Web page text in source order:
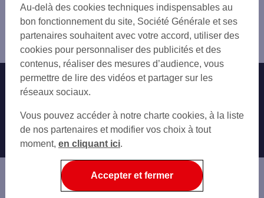
LYON 17 RUE VOLTAIRE
TMP LYON PART DIEU
LYON CROIX ROUSSE 4E
LYON 6 PL DE LA CROIX ROUSSE
LYON CROIX ROUSSE
LYON BROTTEAUX
LYON 4 PL LE VISTE
LYON 15 PL BELLECOUR
LYON 143 BD DE LA CROIX ROUSSE
LYON 150 RUE DU DOCTEUR BOUCHUT
LYON LAFAYETTE THIERS
ÉCULLY
VAULX-EN-VELIN
FRANCHEVILLE
BRON
SAINT-FONS
TASSIN-LA-DEMI-LUNE
OULLINS
RILLIEUX-LA-PAPE
PIERRE-BÉNITE
VÉNISSIEUX
SAINT-GENIS-LAVAL
CRAPONNE
DÉCINES-CHARPIEU
CHASSIEU
Lyon 6ème
Distributeur/automate LYON 18 PL MAL LYAUTEY
Nos engagements Nous contacter
Autres sites SG
Professionnels
Entreprises
Associations
Banque privée
Au-delà des cookies techniques indispensables au
bon fonctionnement du site, Société Générale et ses
partenaires souhaitent avec votre accord, utiliser des
cookies pour personnaliser des publicités et des
contenus, réaliser des mesures d’audience, vous
permettre de lire des vidéos et partager sur les
réseaux sociaux.
Vous pouvez accéder à notre charte cookies, à la liste
de nos partenaires et modifier vos choix à tout
moment, en cliquant ici.
Accepter et fermer